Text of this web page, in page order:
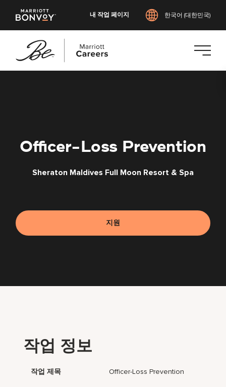
내 작업 페이지 한국어 (대한민국)
Officer-Loss Prevention
Sheraton Maldives Full Moon Resort & Spa
지원
작업 정보
작업 제목 Officer-Loss Prevention